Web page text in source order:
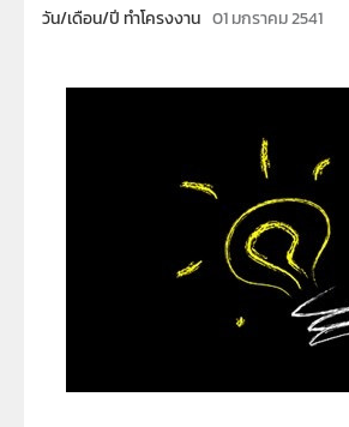
วัน/เดือน/ปี ทำโครงงาน 01 มกราคม 2541